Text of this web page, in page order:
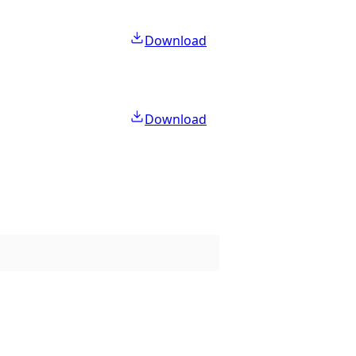
Download
Download